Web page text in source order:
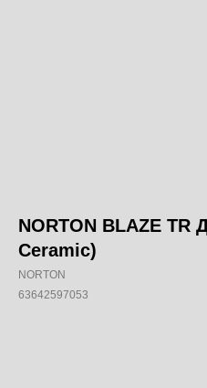
NORTON BLAZE TR
Ceramic)
NORTON
63642597053